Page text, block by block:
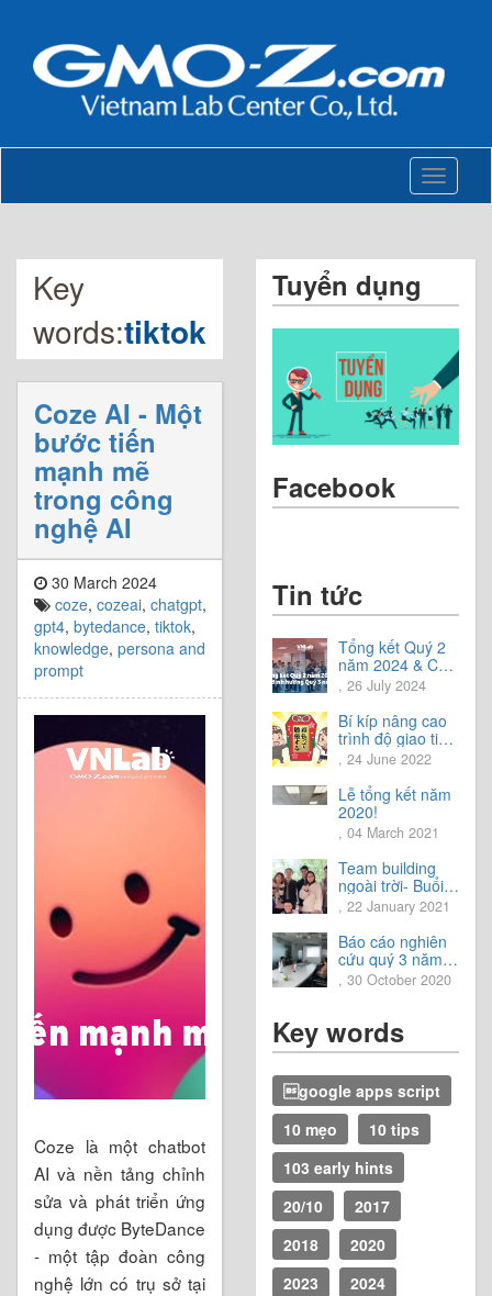
Toggle
Key
words:tiktok
Coze AI - Một
bước tiến
mạnh mẽ
trong công
nghệ AI
30 March 2024
coze, cozeai, chatgpt,
gpt4, bytedance, tiktok,
knowledge, persona and
prompt
Coze là một chatbot
AI và nền tảng chỉnh
sửa và phát triển ứng
dụng được ByteDance
- một tập đoàn công
nghệ lớn có trụ sở tại
Tuyển dụng
Facebook
Tin tức
Tổng kết Quý 2
năm 2024 & Chia
sẻ định hướng
Quý 3 năm 2024
, 26 July 2024
Bí kíp nâng cao
trình độ giao tiếp
tiếng Nhật.
, 24 June 2022
Lễ tổng kết năm
2020!
, 04 March 2021
Team building
ngoài trời- Buổi
trải nghiệm tuyệt
vời.
, 22 January 2021
Báo cáo nghiên
cứu quý 3 năm
2020
, 30 October 2020
Key words
google apps script
10 mẹo
10 tips
103 early hints
20/10
2017
2018
2020
2023
2024